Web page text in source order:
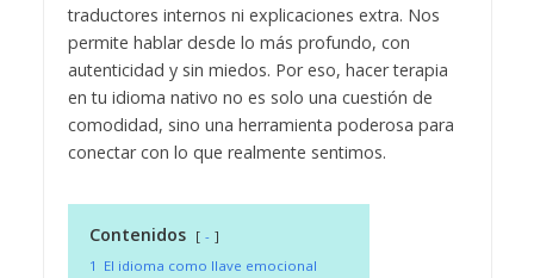
traductores internos ni explicaciones extra. Nos
permite hablar desde lo más profundo, con
autenticidad y sin miedos. Por eso, hacer terapia
en tu idioma nativo no es solo una cuestión de
comodidad, sino una herramienta poderosa para
conectar con lo que realmente sentimos.
Contenidos
-
1 El idioma como llave emocional